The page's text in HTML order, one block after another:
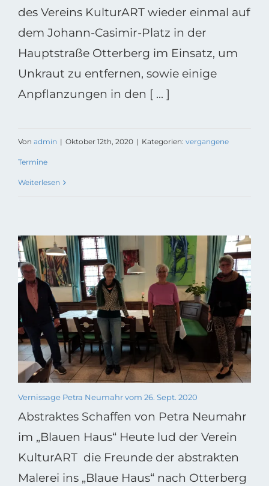
des Vereins KulturART wieder einmal auf
dem Johann-Casimir-Platz in der
Hauptstraße Otterberg im Einsatz, um
Unkraut zu entfernen, sowie einige
Anpflanzungen in den [ ... ]
Von admin | Oktober 12th, 2020 | Kategorien: vergangene
Termine
Weiterlesen
Vernissage Petra Neumahr vom 26. Sept. 2020
Abstraktes Schaffen von Petra Neumahr
im „Blauen Haus“ Heute lud der Verein
KulturART die Freunde der abstrakten
Malerei ins „Blaue Haus“ nach Otterberg